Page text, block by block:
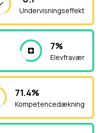
Undervisningseffekt
7%
Elevfravær
71.4%
Kompetencedækning